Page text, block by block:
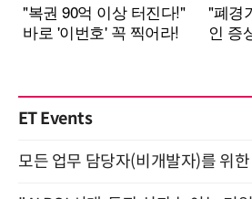
ET Events